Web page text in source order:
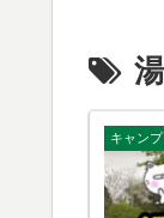
キャンプ